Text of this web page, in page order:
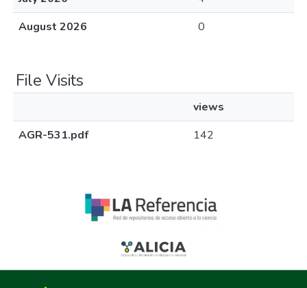
August 2026
0
File Visits
views
AGR-531.pdf
142